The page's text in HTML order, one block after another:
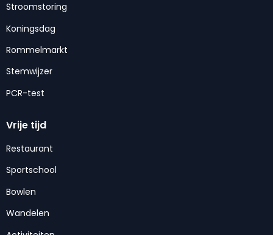
Stroomstoring
Koningsdag
Rommelmarkt
Stemwijzer
PCR-test
Vrije tijd
Restaurant
Sportschool
Bowlen
Wandelen